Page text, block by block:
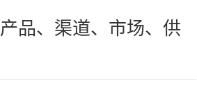
品、渠道、市场、供